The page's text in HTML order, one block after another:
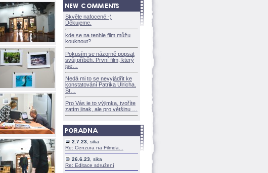
Skvěle nafocené:-)
Děkujeme.
kde se na tenhle film můžu
kouknout?
Pokusím se názorně popsat
svůj příběh. První film, který
jse
Nedá mi to se nevyjádřit ke
konstatování Patrika Ulricha.
St
Pro Vás je to výjimka, tvoříte
zatím jinak, ale pro většinu
2.7.23 , sika
Re: Cenzura na Filmda...
26.6.23 , sika
Re: Editace sdružení